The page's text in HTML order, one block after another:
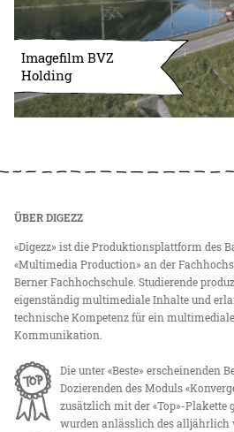
Imagefilm BVZ
Holding
ÜBER DIGEZZ
«Digezz» ist die Produktionsplattform des
«Multimedia Production» an der
Berner Fachhochschule. Studierende
eigenständig multimediale Inhalte und
technische Kompetenz für ein
Kommunikation.
Die unter «Beste» erscheinenden
Dozierenden des Moduls
zusätzlich mit der «Top»-Plakette
wurden anlässlich des